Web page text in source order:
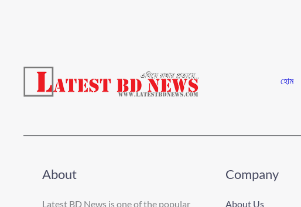
হোম
About
Latest BD News is one of the popular
Company
About Us